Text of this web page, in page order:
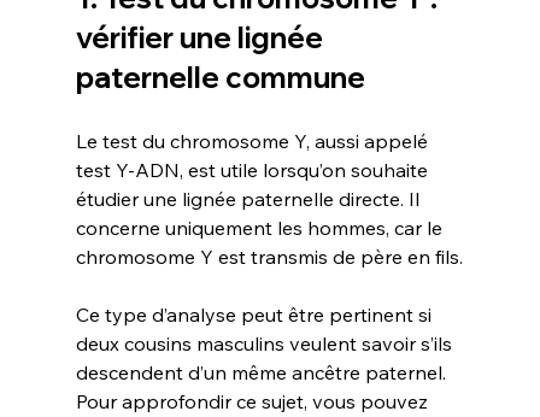
vérifier une lignée
paternelle commune
Le test du chromosome Y, aussi appelé
test Y-ADN, est utile lorsqu’on souhaite
étudier une lignée paternelle directe. Il
concerne uniquement les hommes, car le
chromosome Y est transmis de père en fils.
Ce type d’analyse peut être pertinent si
deux cousins masculins veulent savoir s’ils
descendent d’un même ancêtre paternel.
Pour approfondir ce sujet, vous pouvez